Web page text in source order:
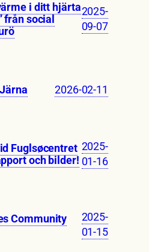
i ditt hjärta
från social
2025-
09-07
2026-02-11
Fuglsøcentret
och bilder!
2025-
01-16
Community
2025-
01-15